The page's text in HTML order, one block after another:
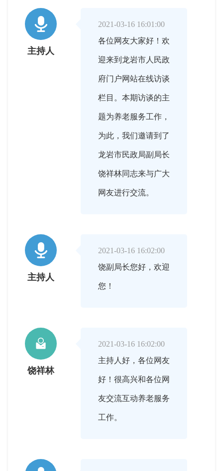

主持人
2021-03-16 16:01:00
各位网友大家好！欢
迎来到龙岩市人民政
府门户网站在线访谈
栏目。本期访谈的主
题为养老服务工作，
为此，我们邀请到了
龙岩市民政局副局长
饶祥林同志来与广大
网友进行交流。

主持人
2021-03-16 16:02:00
饶副局长您好，欢迎
您！

饶祥林
2021-03-16 16:02:00
主持人好，各位网友
好！很高兴和各位网
友交流互动养老服务
工作。